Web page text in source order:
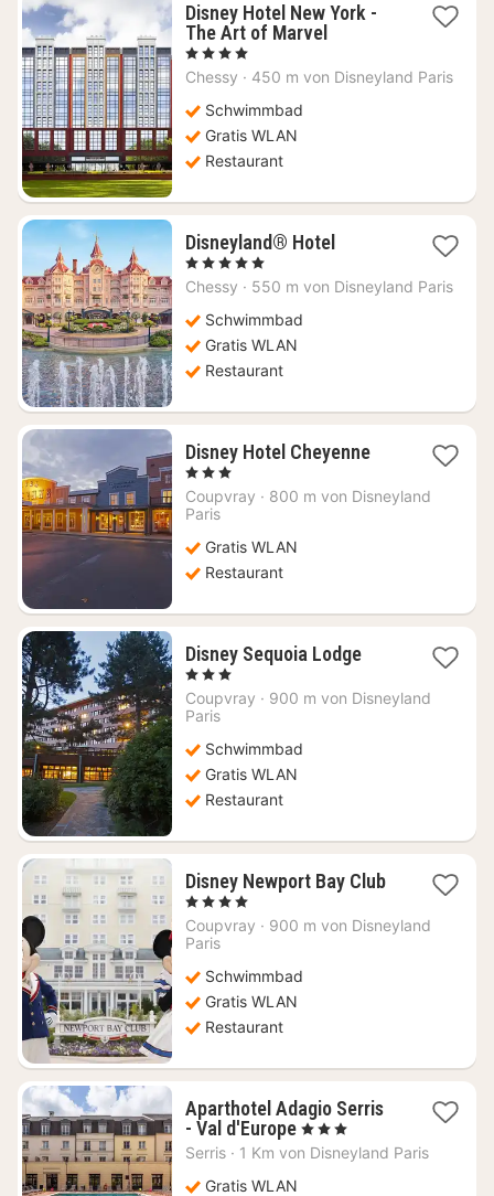
Disney Hotel New York -
The Art of Marvel1
ab
589,49
, 4 Sterne
Chessy · 450 m von Disneyland Paris
Schwimmbad
Gratis WLAN
Restaurant
Disneyland® Hotel1
ab
1097,67
, 5 Sterne
Chessy · 550 m von Disneyland Paris
Schwimmbad
Gratis WLAN
Restaurant
Disney Hotel Cheyenne1
ab
298,65
, 3 Sterne
Coupvray · 800 m von Disneyland
Paris
Gratis WLAN
Restaurant
Disney Sequoia Lodge1
ab
317,45
, 3 Sterne
Coupvray · 900 m von Disneyland
Paris
Schwimmbad
Gratis WLAN
Restaurant
Disney Newport Bay Club1
ab
425,45
, 4 Sterne
Coupvray · 900 m von Disneyland
Paris
Schwimmbad
Gratis WLAN
Restaurant
Aparthotel Adagio Serris
- Val d'Europe1
Nacht
, 3 Sterne
Serris · 1 Km von Disneyland Paris
Gratis WLAN